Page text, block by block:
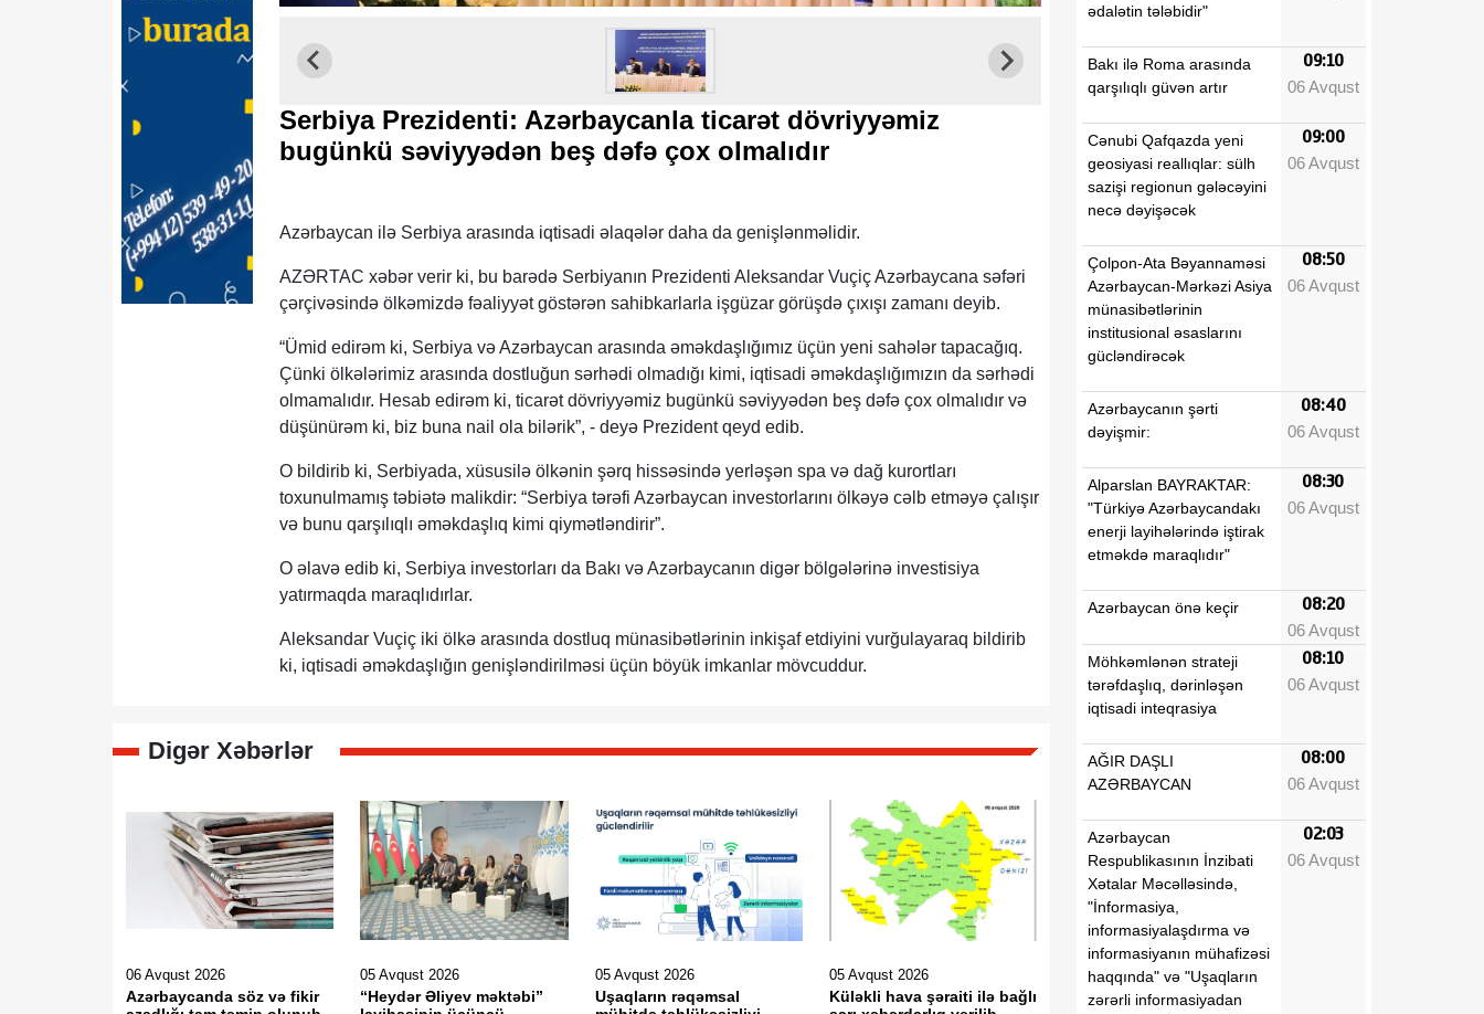
Serbiya Prezidenti: Azərbaycanla ticarət dövriyyəmiz
bugünkü səviyyədən beş dəfə çox olmalıdır
Azərbaycan ilə Serbiya arasında iqtisadi əlaqələr daha da genişlənməlidir.
AZƏRTAC xəbər verir ki, bu barədə Serbiyanın Prezidenti Aleksandar Vuçiç Azərbaycana səfəri
çərçivəsində ölkəmizdə fəaliyyət göstərən sahibkarlarla işgüzar görüşdə çıxışı zamanı deyib.
“Ümid edirəm ki, Serbiya və Azərbaycan arasında əməkdaşlığımız üçün yeni sahələr tapacağıq.
Çünki ölkələrimiz arasında dostluğun sərhədi olmadığı kimi, iqtisadi əməkdaşlığımızın da sərhədi
olmamalıdır. Hesab edirəm ki, ticarət dövriyyəmiz bugünkü səviyyədən beş dəfə çox olmalıdır və
düşünürəm ki, biz buna nail ola bilərik”, - deyə Prezident qeyd edib.
O bildirib ki, Serbiyada, xüsusilə ölkənin şərq hissəsində yerləşən spa və dağ kurortları
toxunulmamış təbiətə malikdir: “Serbiya tərəfi Azərbaycan investorlarını ölkəyə cəlb etməyə çalışır
və bunu qarşılıqlı əməkdaşlıq kimi qiymətləndirir”.
O əlavə edib ki, Serbiya investorları da Bakı və Azərbaycanın digər bölgələrinə investisiya
yatırmaqda maraqlıdırlar.
Aleksandar Vuçiç iki ölkə arasında dostluq münasibətlərinin inkişaf etdiyini vurğulayaraq bildirib
ki, iqtisadi əməkdaşlığın genişləndirilməsi üçün böyük imkanlar mövcuddur.
Digər Xəbərlər
06 Avqust 2026
Azərbaycanda söz və fikir
05 Avqust 2026
“Heydər Əliyev məktəbi”
05 Avqust 2026
Uşaqların rəqəmsal
05 Avqust 2026
Küləkli hava şəraiti ilə bağlı
ədalətin tələbidir"
Bakı ilə Roma arasında
qarşılıqlı güvən artır
09:10
06 Avqust
Cənubi Qafqazda yeni
geosiyasi reallıqlar: sülh
sazişi regionun gələcəyini
necə dəyişəcək
09:00
06 Avqust
Çolpon-Ata Bəyannaməsi
Azərbaycan-Mərkəzi Asiya
münasibətlərinin
institusional əsaslarını
gücləndirəcək
08:50
06 Avqust
Azərbaycanın şərti
dəyişmir:
08:40
06 Avqust
Alparslan BAYRAKTAR:
"Türkiyə Azərbaycandakı
enerji layihələrində iştirak
etməkdə maraqlıdır"
08:30
06 Avqust
Azərbaycan önə keçir 08:20
06 Avqust
Möhkəmlənən strateji
tərəfdaşlıq, dərinləşən
iqtisadi inteqrasiya
08:10
06 Avqust
AĞIR DAŞLI
AZƏRBAYCAN
08:00
06 Avqust
Azərbaycan
Respublikasının İnzibati
Xətalar Məcəlləsində,
"İnformasiya,
informasiyalaşdırma və
informasiyanın mühafizəsi
haqqında" və "Uşaqların
zərərli informasiyadan
02:03
06 Avqust